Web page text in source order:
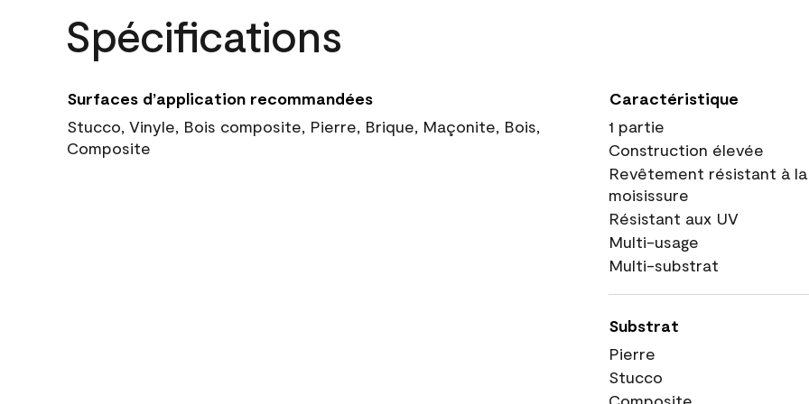
Spécifications
Surfaces d’application recommandées
Stucco, Vinyle, Bois composite, Pierre, Brique, Maçonite, Bois,
Composite
Caractéristique
1 partie
Construction élevée
Revêtement résistant à la
moisissure
Résistant aux UV
Multi-usage
Multi-substrat
Substrat
Pierre
Stucco